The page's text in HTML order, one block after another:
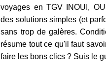
voyages en TGV INOUI,
des solutions simples (et
sans trop de galères.
résume tout ce qu'il faut
faire les bons clics ? Suis le